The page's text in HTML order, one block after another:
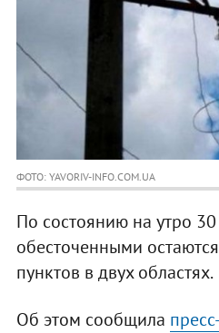
ФОТО: YAVORIV-INFO.COM.UA
По состоянию на утро
обесточенными
пунктов в двух областях.
Об этом сообщила